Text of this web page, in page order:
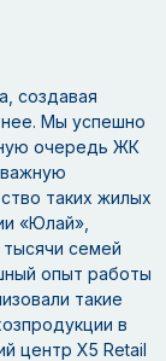
создавая
Мы успешно
очередь ЖК
таких жилых
«Юлай»,
семей
опыт работы
такие
в
центр Х5 Retail